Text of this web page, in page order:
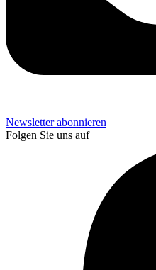
Newsletter abonnieren
Folgen Sie uns auf